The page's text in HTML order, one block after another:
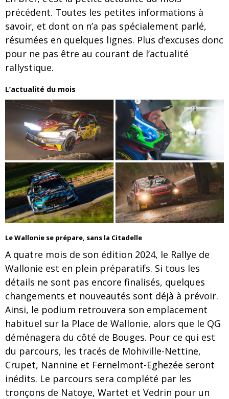
précédent. Toutes les petites informations à
savoir, et dont on n’a pas spécialement parlé,
résumées en quelques lignes. Plus d’excuses donc
pour ne pas être au courant de l’actualité
rallystique.
L’actualité du mois
Le Wallonie se prépare, sans la Citadelle
A quatre mois de son édition 2024, le Rallye de
Wallonie est en plein préparatifs. Si tous les
détails ne sont pas encore finalisés, quelques
changements et nouveautés sont déjà à prévoir.
Ainsi, le podium retrouvera son emplacement
habituel sur la Place de Wallonie, alors que le QG
déménagera du côté de Bouges. Pour ce qui est
du parcours, les tracés de Mohiville-Nettine,
Crupet, Nannine et Fernelmont-Eghezée seront
inédits. Le parcours sera complété par les
tronçons de Natoye, Wartet et Vedrin pour un